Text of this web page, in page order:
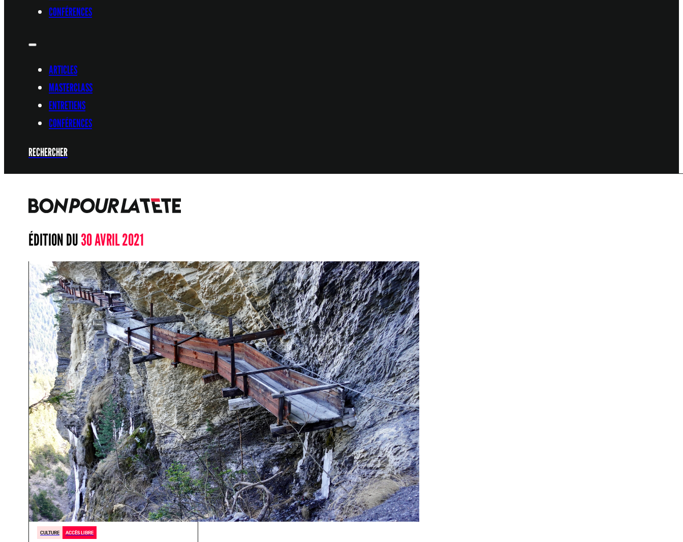
CONFÉRENCES
ARTICLES
MASTERCLASS
ENTRETIENS
CONFÉRENCES
RECHERCHER
ÉDITION DU30 AVRIL 2021
CULTURE ACCÈS LIBRE